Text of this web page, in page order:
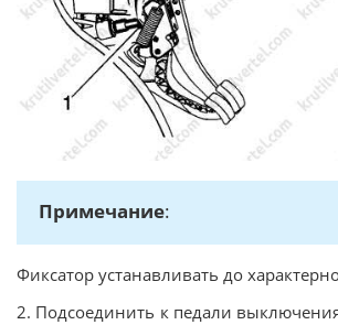
Примечание:
Фиксатор устанавливать до
2. Подсоединить к педали